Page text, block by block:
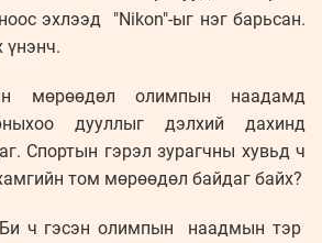
эхлээд "Nikon"-ыг нэг барьсан.
үнэнч.
мөрөөдөл олимпын наадамд
дууллыг дэлхий дахинд
Спортын гэрэл зурагчны хувьд ч
том мөрөөдөл байдаг байх?
Би ч гэсэн олимпын наадмын тэр